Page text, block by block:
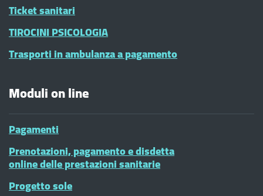
Ticket sanitari
TIROCINI PSICOLOGIA
Trasporti in ambulanza a pagamento
Moduli on line
Pagamenti
Prenotazioni, pagamento e disdetta
online delle prestazioni sanitarie
Progetto sole